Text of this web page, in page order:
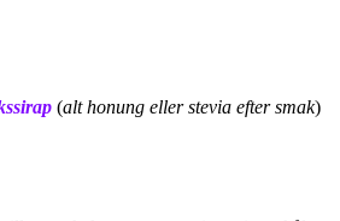
(alt honung eller stevia efter smak)